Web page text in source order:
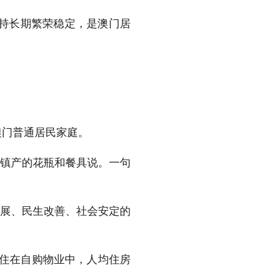
长期繁荣稳定，是澳门居
普通居民家庭。
产的花瓶和餐具说。一句
、民生改善、社会安定的
在自购物业中，人均住房